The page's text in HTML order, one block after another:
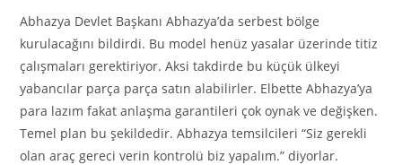
Abhazya Devlet Başkanı Abhazya’da serbest bölge
kurulacağını bildirdi. Bu model henüz yasalar üzerinde titiz
çalışmaları gerektiriyor. Aksi takdirde bu küçük ülkeyi
yabancılar parça parça satın alabilirler. Elbette Abhazya’ya
para lazım fakat anlaşma garantileri çok oynak ve değişken.
Temel plan bu şekildedir. Abhazya temsilcileri “Siz gerekli
olan araç gereci verin kontrolü biz yapalım.” diyorlar.